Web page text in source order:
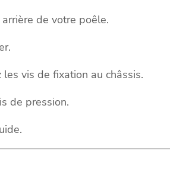
de votre poêle.
vis de fixation au châssis.
de pression.